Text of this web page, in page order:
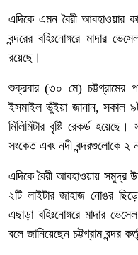
এদিকে এমন বৈরী আবহাওয়ার
বন্দরের বহিঃনোঙ্গরে মাদার
রয়েছে।
শুক্রবার (৩০ মে) চট্টগ্রামের
ইসমাইল ভুঁইয়া জানান, সকাল
মিলিমিটার বৃষ্টি রেকর্ড
সংকেত এবং নদী বন্দরগুলোকে ২
এদিকে বৈরী আবহাওয়ায় সমুদ্র
২টি লাইটার জাহাজ নোঙর
এছাড়া বহিঃনোঙ্গরে মাদার
বলে জানিয়েছেন চট্টগ্রাম বন্দর